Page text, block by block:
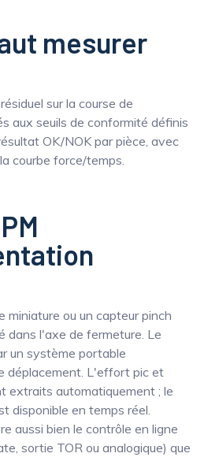
mesurer
sur la course de
aux seuils de conformité définis
OK/NOK par pièce, avec
courbe force/temps.
miniature ou un capteur pinch
dans l'axe de fermeture. Le
un système portable
déplacement. L'effort pic et
extraits automatiquement ; le
disponible en temps réel.
aussi bien le contrôle en ligne
sortie TOR ou analogique) que